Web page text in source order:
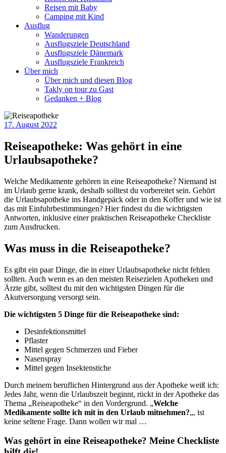
Reisen mit Baby
Camping mit Kind
Ausflug
Wanderungen
Ausflugsziele Deutschland
Ausflugsziele Dänemark
Ausflugsziele Frankreich
Über mich
Über mich und diesen Blog
Takly on tour zu Gast
Gedanken + Blog
17. August 2022
Reiseapotheke: Was gehört in eine
Urlaubsapotheke?
Welche Medikamente gehören in eine Reiseapotheke? Niemand ist
im Urlaub gerne krank, deshalb solltest du vorbereitet sein. Gehört
die Urlaubsapotheke ins Handgepäck oder in den Koffer und wie ist
das mit Einfuhrbestimmungen? Hier findest du die wichtigsten
Antworten, inklusive einer praktischen Reiseapotheke Checkliste
zum Ausdrucken.
Was muss in die Reiseapotheke?
Es gibt ein paar Dinge, die in einer Urlaubsapotheke nicht fehlen
sollten. Auch wenn es an den meisten Reisezielen Apotheken und
Ärzte gibt, solltest du mit den wichtigsten Dingen für die
Akutversorgung versorgt sein.
Die wichtigsten 5 Dinge für die Reiseapotheke sind:
Desinfektionsmittel
Pflaster
Mittel gegen Schmerzen und Fieber
Nasenspray
Mittel gegen Insektenstiche
Durch meinem beruflichen Hintergrund aus der Apotheke weiß ich:
Jedes Jahr, wenn die Urlaubszeit beginnt, rückt in der Apotheke das
Thema „Reiseapotheke“ in den Vordergrund. „Welche
Medikamente sollte ich mit in den Urlaub mitnehmen?„, ist
keine seltene Frage. Dann wollen wir mal …
Was gehört in eine Reiseapotheke? Meine Checkliste